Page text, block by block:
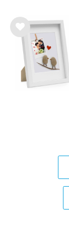
List
e de
sou
hait